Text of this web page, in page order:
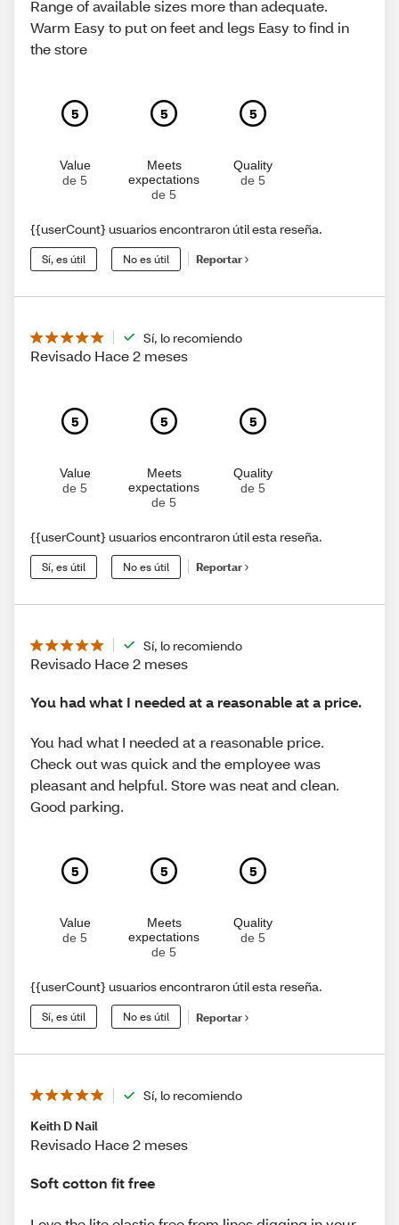
Range of available sizes more than adequate.
Warm Easy to put on feet and legs Easy to find in
the store
5
Value
de 5
5
Meets
expectations
de 5
5
Quality
de 5
{{userCount} usuarios encontraron útil esta reseña.
Sí, es útil No es útil Reportar
Sí, lo recomiendo
Revisado Hace 2 meses
5
Value
de 5
5
Meets
expectations
de 5
5
Quality
de 5
{{userCount} usuarios encontraron útil esta reseña.
Sí, es útil No es útil Reportar
Sí, lo recomiendo
Revisado Hace 2 meses
You had what I needed at a reasonable at a price.
You had what I needed at a reasonable price.
Check out was quick and the employee was
pleasant and helpful. Store was neat and clean.
Good parking.
5
Value
de 5
5
Meets
expectations
de 5
5
Quality
de 5
{{userCount} usuarios encontraron útil esta reseña.
Sí, es útil No es útil Reportar
Sí, lo recomiendo
Keith D Nail
Revisado Hace 2 meses
Soft cotton fit free